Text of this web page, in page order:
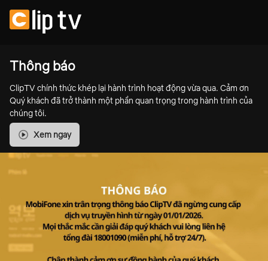
Thông báo
ClipTV chính thức khép lại hành trình hoạt động vừa qua. Cảm ơn
Quý khách đã trở thành một phần quan trọng trong hành trình của
chúng tôi.
Xem ngay